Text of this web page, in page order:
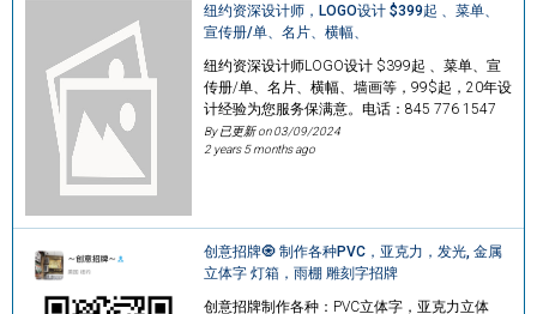
纽约资深设计师，LOGO设计 $399起 、菜单、
宣传册/单、名片、横幅、
纽约资深设计师LOGO设计 $399起 、菜单、宣
传册/单、名片、横幅、墙画等，99$起，20年设
计经验为您服务保满意。电话：845 776 1547
By 已更新 on03/09/2024
2 years 5 months ago
创意招牌🧿 制作各种PVC，亚克力，发光, 金属
立体字 灯箱，雨棚 雕刻字招牌
创意招牌制作各种：PVC立体字，亚克力立体